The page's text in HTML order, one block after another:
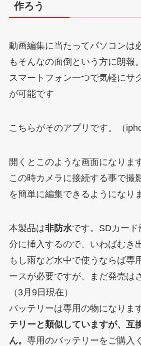
作ろう
動画編集に当たってパソコンは
もそんなの面倒という方に朗報。
スマートフォン一つで気軽にサ
が可能です
こちらがそのアプリです。（
開くとこのような画面になりま
この時カメラに接続する事で撮
を簡単に編集できるようになり
本製品は非防水です。SDカー
分に挿入するので、いわばむき
もし雨など水中で使うならば専
ースが必要ですが、まだ発売は
（3月9日現在）
バッテリーは専用の物になります
テリーと類似していますが、互
ん。 専用のバッテリーをご購入